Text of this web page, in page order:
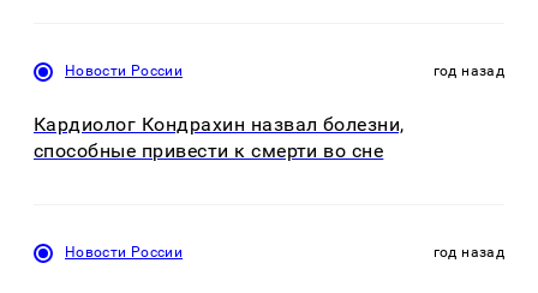
Новости России год назад
Кардиолог Кондрахин назвал болезни,
способные привести к смерти во сне
Новости России год назад